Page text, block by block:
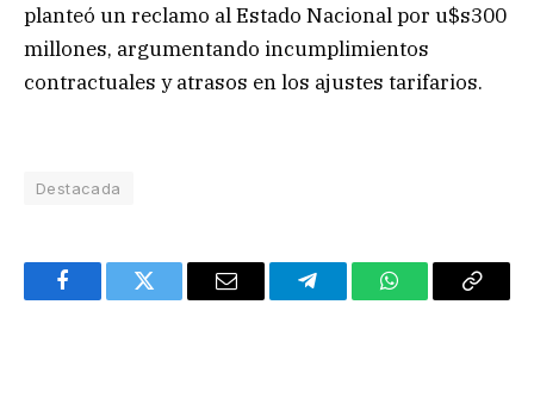
planteó un reclamo al Estado Nacional por u$s300
millones, argumentando incumplimientos
contractuales y atrasos en los ajustes tarifarios.
Destacada
FacebookTwitter Email TelegramWhatsAppCopy